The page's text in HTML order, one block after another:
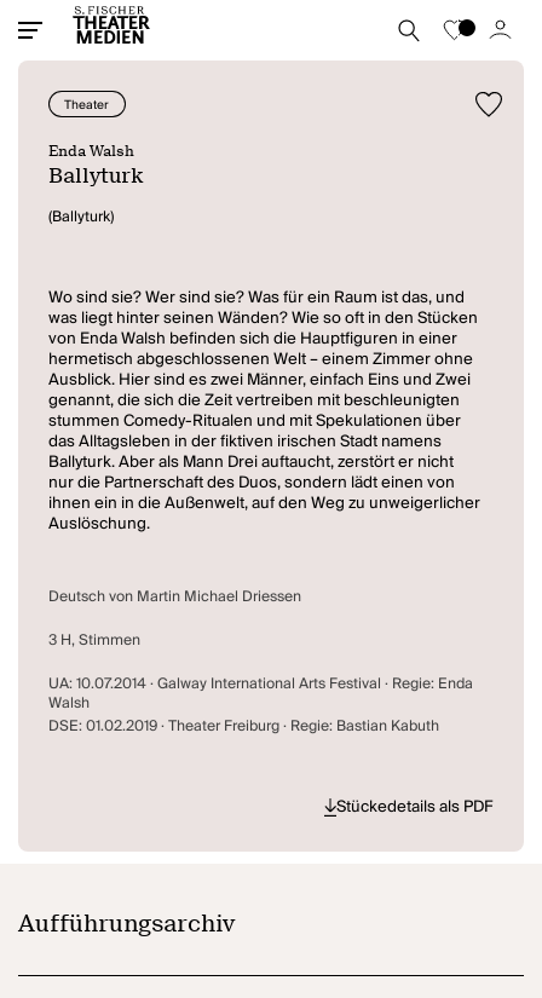
Theater
Enda Walsh
Ballyturk
(Ballyturk)
Wo sind sie? Wer sind sie? Was für ein Raum ist das, und
was liegt hinter seinen Wänden? Wie so oft in den Stücken
von Enda Walsh befinden sich die Hauptfiguren in einer
hermetisch abgeschlossenen Welt – einem Zimmer ohne
Ausblick. Hier sind es zwei Männer, einfach Eins und Zwei
genannt, die sich die Zeit vertreiben mit beschleunigten
stummen Comedy-Ritualen und mit Spekulationen über
das Alltagsleben in der fiktiven irischen Stadt namens
Ballyturk. Aber als Mann Drei auftaucht, zerstört er nicht
nur die Partnerschaft des Duos, sondern lädt einen von
ihnen ein in die Außenwelt, auf den Weg zu unweigerlicher
Auslöschung.
Deutsch von Martin Michael Driessen
3 H, Stimmen
UA: 10.07.2014 · Galway International Arts Festival · Regie: Enda
Walsh
DSE: 01.02.2019 · Theater Freiburg · Regie: Bastian Kabuth
Stückedetails als PDF
Aufführungsarchiv